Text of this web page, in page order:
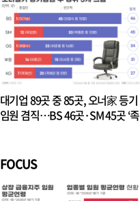
대기업 89곳 중 85곳, 오너家 등기
임원 겸직…BS 46곳·SM 45곳 ‘족
FOCUS